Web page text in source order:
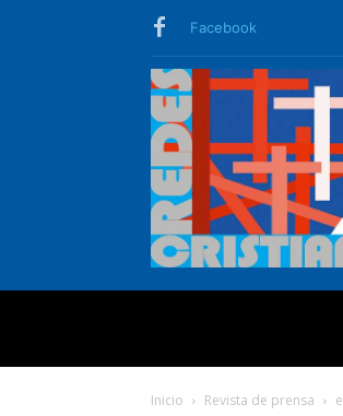
Facebook
Inicio Revista de prensa